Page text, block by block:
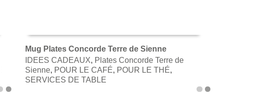
AJOUTER AU PANIER
Mug Plates Concorde Terre de Sienne
IDEES CADEAUX, Plates Concorde Terre de
Sienne, POUR LE CAFÉ, POUR LE THÉ,
SERVICES DE TABLE